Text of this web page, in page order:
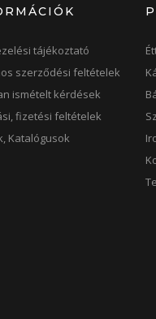
tájékoztató
szerződési feltételek
ismételt kérdések
fizetési feltételek
Katalógusok